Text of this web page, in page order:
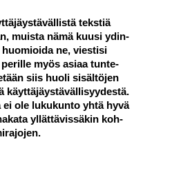
teks­tiä
muis­ta nämä kuusi ydin­
huo­mioi­da ne, vies­ti­si
peril­le myös asi­aa tun­te­
siis huo­li sisäl­tö­jen
käyt­tä­jäys­tä­väl­li­syy­des­tä.
ole luku­kun­to yhtä hyvä
yllät­tä­vis­sä­kin koh­